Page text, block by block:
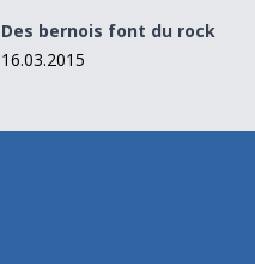
Des bernois font du rock
16.03.2015